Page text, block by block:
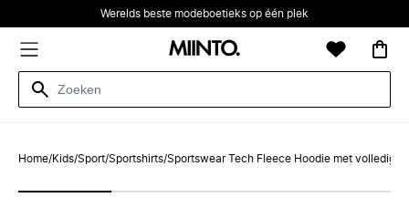
Werelds beste modeboetieks op één plek
Home/Kids/Sport/Sportshirts/Sportswear Tech Fleece Hoodie met volledige